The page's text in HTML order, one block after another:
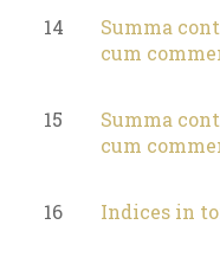
14
Summa
cum
15
Summa
cum
16 Indices in